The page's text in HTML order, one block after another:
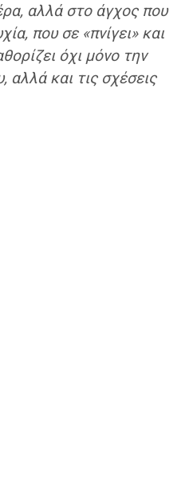
αλλά στο άγχος που
που σε «πνίγει» και
όχι μόνο την
αλλά και τις σχέσεις